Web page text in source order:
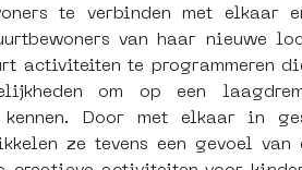
te verbinden met elkaar
van haar nieuwe
activiteiten te programmeren
om op een
Door met elkaar in
ze tevens een gevoel van